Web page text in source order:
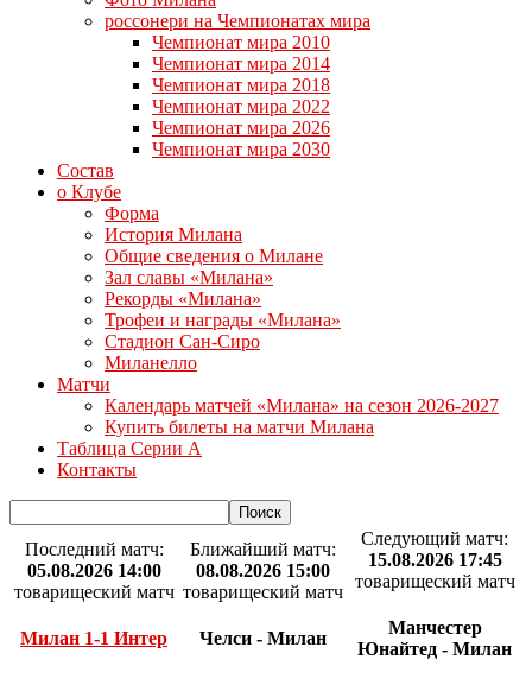
россонери на Чемпионатах мира
Чемпионат мира 2010
Чемпионат мира 2014
Чемпионат мира 2018
Чемпионат мира 2022
Чемпионат мира 2026
Чемпионат мира 2030
Состав
о Клубе
Форма
История Милана
Общие сведения о Милане
Зал славы «Милана»
Рекорды «Милана»
Трофеи и награды «Милана»
Стадион Сан-Сиро
Миланелло
Матчи
Календарь матчей «Милана» на сезон 2026-2027
Купить билеты на матчи Милана
Таблица Серии А
Контакты
Последний матч:
05.08.2026 14:00
товарищеский матч
Милан 1-1 Интер
Ближайший матч:
08.08.2026 15:00
товарищеский матч
Челси - Милан
Следующий матч:
15.08.2026 17:45
товарищеский матч
Манчестер
Юнайтед - Милан